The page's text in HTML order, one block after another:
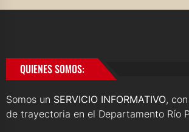
QUIENES SOMOS:
Somos un SERVICIO INFORMATIVO,
de trayectoria en el Departamento Río